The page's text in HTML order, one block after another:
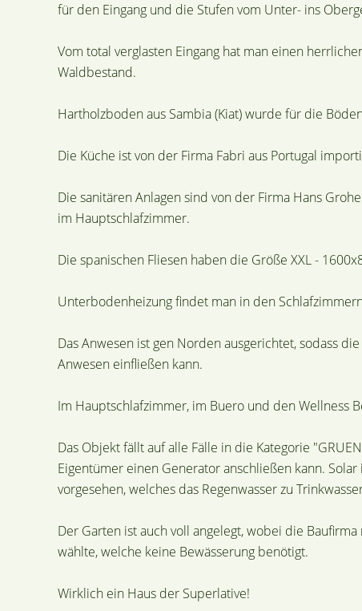
für den Eingang und die Stufen vom Unter- ins
Vom total verglasten Eingang hat man einen
Waldbestand.
Hartholzboden aus Sambia (Kiat) wurde für die
Die Küche ist von der Firma Fabri aus Portugal
Die sanitären Anlagen sind von der Firma Hans
im Hauptschlafzimmer.
Die spanischen Fliesen haben die Größe XXL -
Unterbodenheizung findet man in den
Das Anwesen ist gen Norden ausgerichtet, sodass
Anwesen einfließen kann.
Im Hauptschlafzimmer, im Buero und den Wellness
Das Objekt fällt auf alle Fälle in die Kategorie
Eigentümer einen Generator anschließen kann.
vorgesehen, welches das Regenwasser zu
Der Garten ist auch voll angelegt, wobei die
wählte, welche keine Bewässerung benötigt.
Wirklich ein Haus der Superlative!